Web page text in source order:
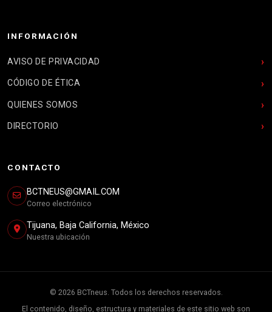
INFORMACIÓN
AVISO DE PRIVACIDAD
CÓDIGO DE ÉTICA
QUIENES SOMOS
DIRECTORIO
CONTACTO
BCTNEUS@GMAIL.COM
Correo electrónico
Tijuana, Baja California, México
Nuestra ubicación
© 2026 BCTneus. Todos los derechos reservados.
El contenido, diseño, estructura y materiales de este sitio web son